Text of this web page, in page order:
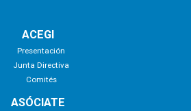
ACEGI
Presentación
Junta Directiva
Comités
ASÓCIATE